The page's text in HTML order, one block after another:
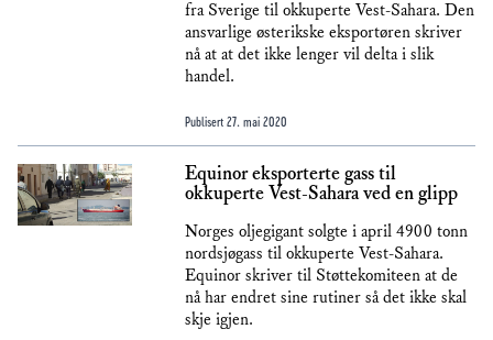
fra Sverige til okkuperte Vest-Sahara. Den
ansvarlige østerikske eksportøren skriver
nå at at det ikke lenger vil delta i slik
handel.
Publisert 27. mai 2020
Equinor eksporterte gass til
okkuperte Vest-Sahara ved en glipp
Norges oljegigant solgte i april 4900 tonn
nordsjøgass til okkuperte Vest-Sahara.
Equinor skriver til Støttekomiteen at de
nå har endret sine rutiner så det ikke skal
skje igjen.